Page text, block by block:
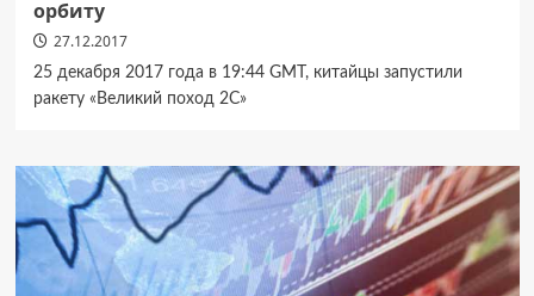
орбиту
27.12.2017
25 декабря 2017 года в 19:44 GMT, китайцы запустили
ракету «Великий поход 2C»